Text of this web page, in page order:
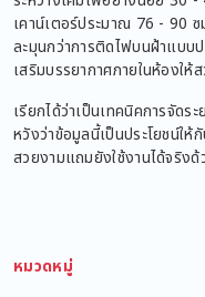
เคาน์เตอร์ประมาณ 76 - 90
ละมุนกว่าการติดไฟบนฝ้าแบบ
เสริมบรรยากาศภายในห้องใ
เรียกได้ว่าเป็นเทคนิคการจัดร
หวังว่าข้อมูลนี้เป็นประโยชน์ใ
สวยงามแถมยังใช้งานได้จริงด้
หมวดหมู่